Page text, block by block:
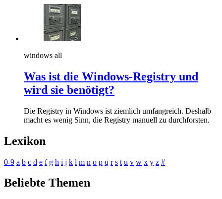
windows all
Was ist die Windows-Registry und
wird sie benötigt?
Die Registry in Windows ist ziemlich umfangreich. Deshalb
macht es wenig Sinn, die Registry manuell zu durchforsten.
Lexikon
0-9 a b c d e f g h i j k l m n o p q r s t u v w x y z #
Beliebte Themen